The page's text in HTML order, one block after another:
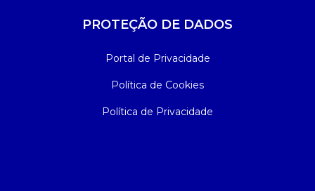
PROTEÇÃO DE DADOS
Portal de Privacidade
Política de Cookies
Política de Privacidade